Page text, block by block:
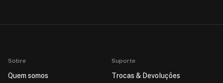
Sobre
Quem somos
Suporte
Trocas & Devoluções